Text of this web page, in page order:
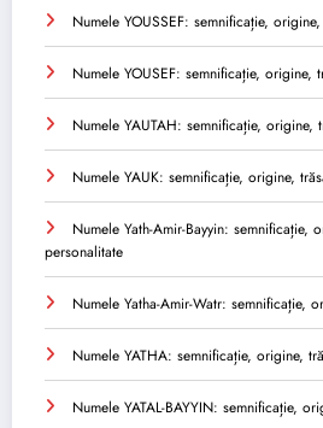
Numele YOUSSEF: semnificație,
Numele YOUSEF: semnificație, origine,
Numele YAUTAH: semnificație, origine,
Numele YAUK: semnificație, origine,
Numele Yath-Amir-Bayyin: semnificație,
personalitate
Numele Yatha-Amir-Watr: semnificație,
Numele YATHA: semnificație, origine,
Numele YATAL-BAYYIN: semnificație,